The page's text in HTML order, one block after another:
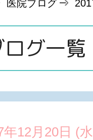
医院ブログ
グ一覧
年12月20日 (